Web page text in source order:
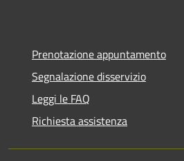
Prenotazione appuntamento
Segnalazione disservizio
Leggi le FAQ
Richiesta assistenza